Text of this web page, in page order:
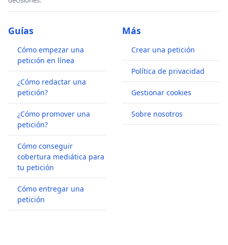
Guías
Cómo empezar una
petición en línea
¿Cómo redactar una
petición?
¿Cómo promover una
petición?
Cómo conseguir
cobertura mediática para
tu petición
Cómo entregar una
petición
Más
Crear una petición
Política de privacidad
Gestionar cookies
Sobre nosotros